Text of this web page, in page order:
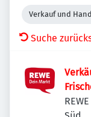
Verkauf und
Suche